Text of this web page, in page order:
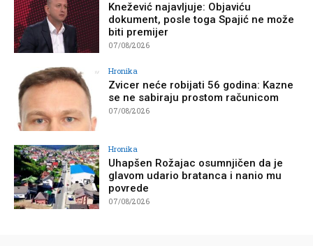
Knežević najavljuje: Objaviću
dokument, posle toga Spajić ne može
biti premijer
07/08/2026
Hronika
Zvicer neće robijati 56 godina: Kazne
se ne sabiraju prostom računicom
07/08/2026
Hronika
Uhapšen Rožajac osumnjičen da je
glavom udario bratanca i nanio mu
povrede
07/08/2026